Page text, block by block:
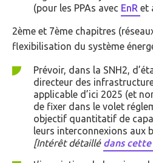
(pour les PPAs avec EnR et
2ème et 7ème chapitres
flexibilisation du système
Prévoir, dans la SNH2,
directeur des
applicable d’ici 2025 (et
de fixer dans le volet
objectif quantitatif de
leurs interconnexions aux
[Intérêt détaillé dans